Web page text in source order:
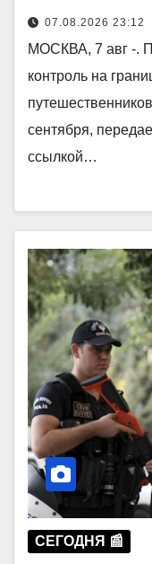
07.08.2026 23:12
МОСКВА, 7 авг -.
контроль на
сентября,
ссылкой…
СЕГОДНЯ 📰